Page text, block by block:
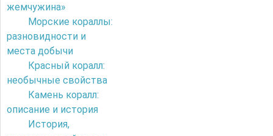
жемчужина»
Морские кораллы:
разновидности и
места добычи
Красный коралл:
необычные свойства
Камень коралл:
описание и история
История,